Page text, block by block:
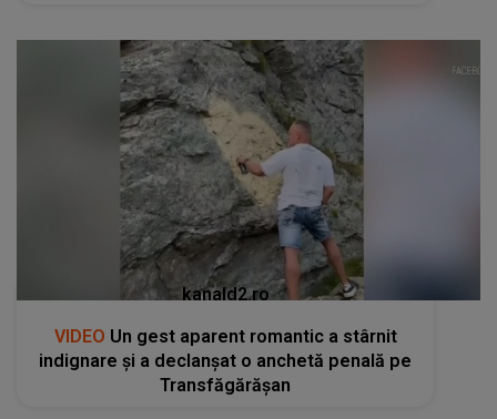
kanald2.ro
VIDEO Un gest aparent romantic a stârnit
indignare și a declanșat o anchetă penală pe
Transfăgărășan